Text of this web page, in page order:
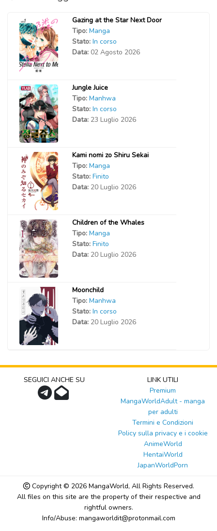
Gazing at the Star Next Door
Tipo: Manga
Stato: In corso
Data: 02 Agosto 2026
Jungle Juice
Tipo: Manhwa
Stato: In corso
Data: 23 Luglio 2026
Kami nomi zo Shiru Sekai
Tipo: Manga
Stato: Finito
Data: 20 Luglio 2026
Children of the Whales
Tipo: Manga
Stato: Finito
Data: 20 Luglio 2026
Moonchild
Tipo: Manhwa
Stato: In corso
Data: 20 Luglio 2026
SEGUICI ANCHE SU
LINK UTILI
Premium
MangaWorldAdult - manga
per adulti
Termini e Condizioni
Policy sulla privacy e i cookie
AnimeWorld
HentaiWorld
JapanWorldPorn
Copyright © 2026 MangaWorld, All Rights Reserved.
All files on this site are the property of their respective and
rightful owners.
Info/Abuse: mangaworldit@protonmail.com